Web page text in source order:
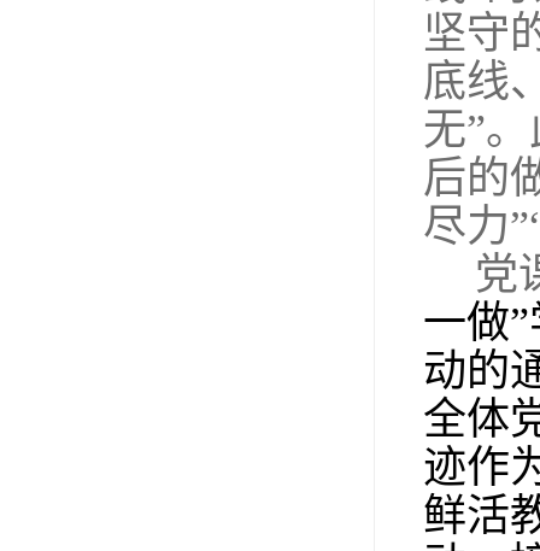
坚守
底线
无”
后的
尽力
党
一做
动的
全体
迹作
鲜活